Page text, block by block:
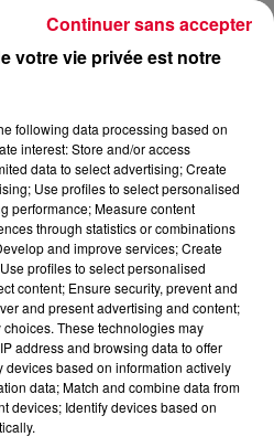
votre vie privée est notre
following data processing based on
interest: Store and/or access
data to select advertising; Create
Use profiles to select personalised
performance; Measure content
through statistics or combinations
and improve services; Create
profiles to select personalised
content; Ensure security, prevent and
and present advertising and content;
These technologies may
address and browsing data to offer
based on information actively
data; Match and combine data from
devices; Identify devices based on
Continuer sans accepter